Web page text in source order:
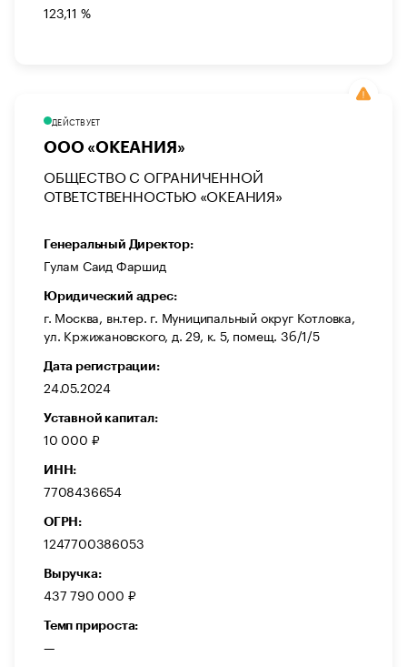
123,11 %
ДЕЙСТВУЕТ
ООО «ОКЕАНИЯ»
ОБЩЕСТВО С ОГРАНИЧЕННОЙ
ОТВЕТСТВЕННОСТЬЮ «ОКЕАНИЯ»
Генеральный Директор:
Гулам Саид Фаршид
Юридический адрес:
г. Москва, вн.тер. г. Муниципальный округ Котловка,
ул. Кржижановского, д. 29, к. 5, помещ. 3б/1/5
Дата регистрации:
24.05.2024
Уставной капитал:
10 000 ₽
ИНН:
7708436654
ОГРН:
1247700386053
Выручка:
437 790 000 ₽
Темп прироста:
—